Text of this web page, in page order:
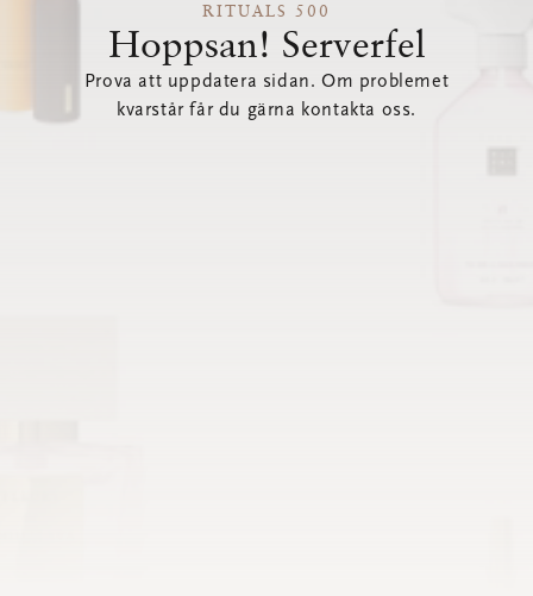
RITUALS 500
Hoppsan! Serverfel
Prova att uppdatera sidan. Om problemet
kvarstår får du gärna kontakta oss.